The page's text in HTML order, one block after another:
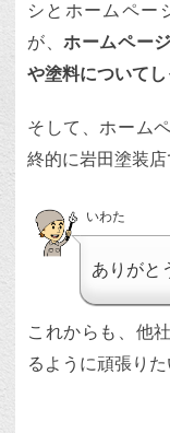
シとホームペー
が、ホームペー
や塗料について
そして、ホーム
終的に岩田塗装店
いわた
ありがと
これからも、他
るように頑張りた